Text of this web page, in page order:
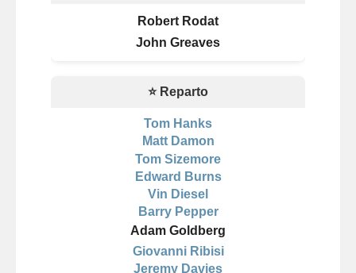
Robert Rodat
John Greaves
⭐ Reparto
Tom Hanks
Matt Damon
Tom Sizemore
Edward Burns
Vin Diesel
Barry Pepper
Adam Goldberg
Giovanni Ribisi
Jeremy Davies